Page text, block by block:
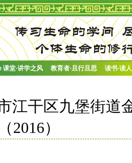
课堂·讲学之风 教育者·且行且思 读书·读
干区九堡街道
（2016）